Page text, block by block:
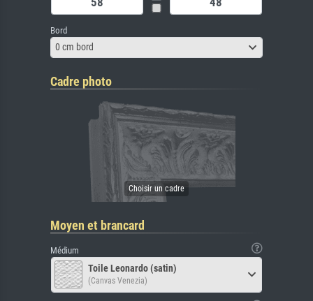
Bord
0 cm bord
Cadre photo
Moyen et brancard
Médium
Toile Leonardo (satin)
(Canvas Venezia)